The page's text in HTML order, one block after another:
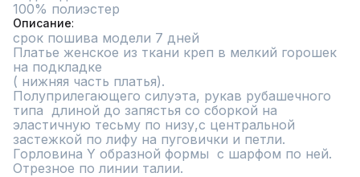
100% полиэстер
Описание
срок пошива модели 7 дней
Платье женское из ткани креп в мелкий горошек
на подкладке
( нижняя часть платья).
Полуприлегающего силуэта, рукав рубашечного
типа  длиной до запястья со сборкой на
эластичную тесьму по низу,с центральной
застежкой по лифу на пуговички и петли.
Горловина Y образной формы  с шарфом по ней.
Отрезное по линии талии.